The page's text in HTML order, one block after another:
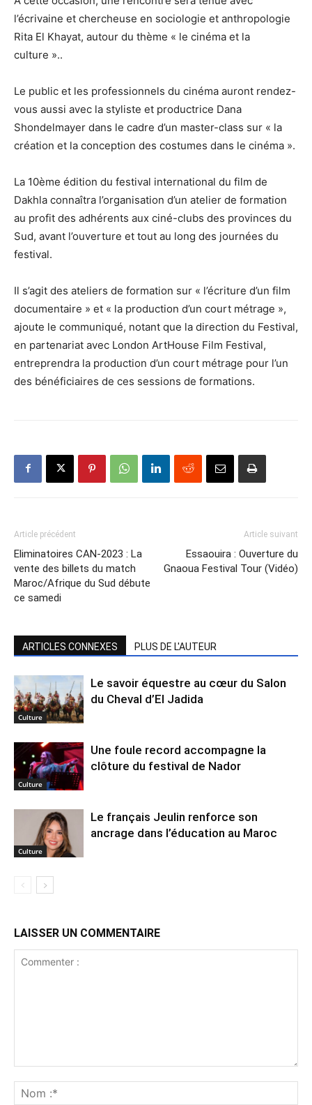
l’écrivaine et chercheuse en sociologie et anthropologie
Rita El Khayat, autour du thème « le cinéma et la
culture »..
Le public et les professionnels du cinéma auront rendez-
vous aussi avec la styliste et productrice Dana
Shondelmayer dans le cadre d’un master-class sur « la
création et la conception des costumes dans le cinéma ».
La 10ème édition du festival international du film de
Dakhla connaîtra l’organisation d’un atelier de formation
au profit des adhérents aux ciné-clubs des provinces du
Sud, avant l’ouverture et tout au long des journées du
festival.
Il s’agit des ateliers de formation sur « l’écriture d’un film
documentaire » et « la production d’un court métrage »,
ajoute le communiqué, notant que la direction du Festival,
en partenariat avec London ArtHouse Film Festival,
entreprendra la production d’un court métrage pour l’un
des bénéficiaires de ces sessions de formations.
Article précédent
Eliminatoires CAN-2023 : La
vente des billets du match
Maroc/Afrique du Sud débute
ce samedi
Article suivant
Essaouira : Ouverture du
Gnaoua Festival Tour (Vidéo)
ARTICLES CONNEXES PLUS DE L'AUTEUR
Culture
Le savoir équestre au cœur du Salon
du Cheval d’El Jadida
Culture
Une foule record accompagne la
clôture du festival de Nador
Culture
Le français Jeulin renforce son
ancrage dans l’éducation au Maroc
LAISSER UN COMMENTAIRE